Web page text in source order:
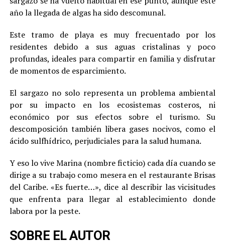
año la llegada de algas ha sido descomunal.
Este tramo de playa es muy frecuentado por los
residentes debido a sus aguas cristalinas y poco
profundas, ideales para compartir en familia y disfrutar
de momentos de esparcimiento.
El sargazo no solo representa un problema ambiental
por su impacto en los ecosistemas costeros, ni
económico por sus efectos sobre el turismo. Su
descomposición también libera gases nocivos, como el
ácido sulfhídrico, perjudiciales para la salud humana.
Y eso lo vive Marina (nombre ficticio) cada día cuando se
dirige a su trabajo como mesera en el restaurante Brisas
del Caribe. «Es fuerte…», dice al describir las vicisitudes
que enfrenta para llegar al establecimiento donde
labora por la peste.
SOBRE EL AUTOR